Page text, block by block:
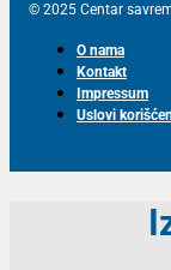
© 2025 Centar
O nama
Kontakt
Impressum
Uslovi